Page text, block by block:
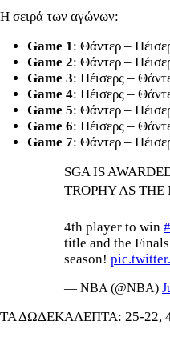
Η σειρά των αγώνων:
Game 1: Θάντερ –
Game 2: Θάντερ –
Game 3: Πέισερς –
Game 4: Πέισερς –
Game 5: Θάντερ –
Game 6: Πέισερς –
Game 7: Θάντερ –
SGA IS
TROPHY AS
4th player to win
title and the
season!
— NBA (@NBA)
ΤΑ ΔΩΔΕΚΑΛΕΠΤΑ: 25-22,